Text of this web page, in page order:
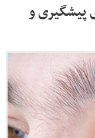
پیشگیری و